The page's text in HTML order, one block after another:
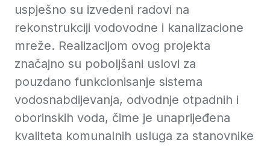
uspješno su izvedeni radovi na
rekonstrukciji vodovodne i kanalizacione
mreže. Realizacijom ovog projekta
značajno su poboljšani uslovi za
pouzdano funkcionisanje sistema
vodosnabdijevanja, odvodnje otpadnih i
oborinskih voda, čime je unaprijeđena
kvaliteta komunalnih usluga za stanovnike